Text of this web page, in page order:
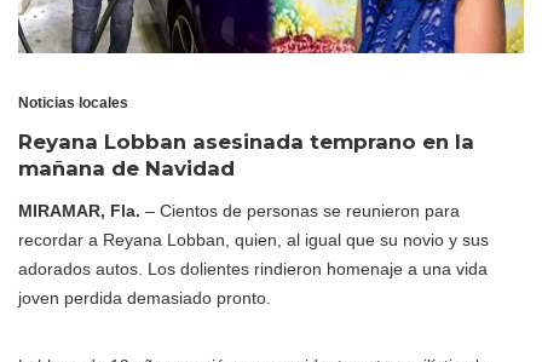
Noticias locales
Reyana Lobban asesinada temprano en la
mañana de Navidad
MIRAMAR, Fla. – Cientos de personas se reunieron para
recordar a Reyana Lobban, quien, al igual que su novio y sus
adorados autos. Los dolientes rindieron homenaje a una vida
joven perdida demasiado pronto.